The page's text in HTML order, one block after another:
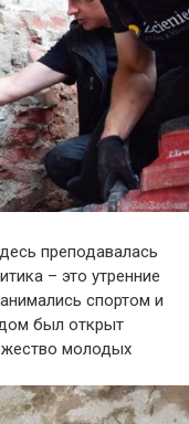
преподавалась
– это утренние
спортом и
был открыт
молодых